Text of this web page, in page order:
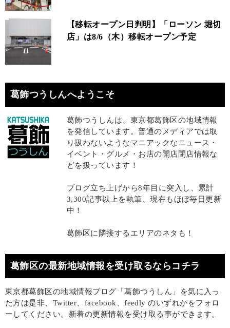
【移転オープン日判明】「ローソン 堀切
店」は8/6（木）移転オープン予定
葛飾つうしんへようこそ
葛飾つうしんは、東京都葛飾区の地域情報
を発信しています。普通のメディアでは取
り扱わないようなマニアックなニュース・
イベント・グルメ・お店の開店閉店情報な
どを扱っています！
ブログ立ち上げから8年目に突入し、累計
3,300記事以上を執筆、現在もほぼ毎日更新
中！
葛飾区に隣接するエリアのネタも！
葛飾区の最新地域情報を受け取るならコチラ
東京都葛飾区の地域情報ブログ「葛飾つうしん」を気に入っ
た方は是非、Twitter、facebook、feedly のいずれかをフォロ
ーしてください。新着の更新情報を受け取る事ができます。